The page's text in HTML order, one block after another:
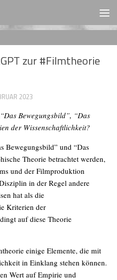
zur #Filmtheorie
2023
Bewegungsbild”, “Das
der Wissenschaftlichkeit?
Bewegungsbild” und “Das
Theorie betrachtet werden,
und der Filmproduktion
in der Regel andere
hat als die
Kriterien der
auf diese Theorie
einige Elemente, die mit
in Einklang stehen können.
Wert auf Empirie und